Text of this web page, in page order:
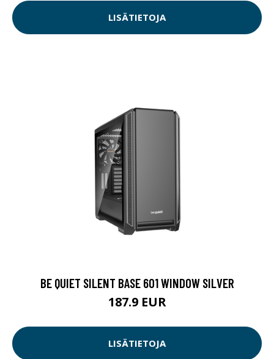
LISÄTIETOJA
BE QUIET SILENT BASE 601 WINDOW SILVER
187.9 EUR
LISÄTIETOJA